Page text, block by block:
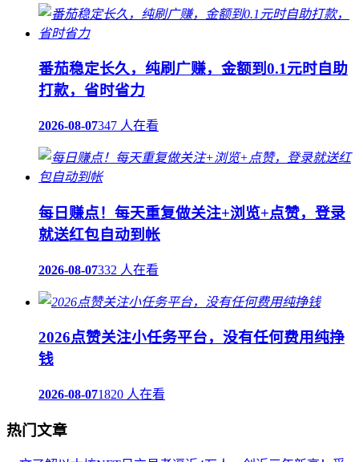
番茄稳定长久，纯刷广赚，金额到0.1元时自助
打款，省时省力
2026-08-07347 人在看
每日赚点！每天重复做关注+浏览+点赞，登录
就送红包自动到帐
2026-08-07332 人在看
2026点赞关注小任务平台，没有任何费用纯挣
钱
2026-08-071820 人在看
热门文章